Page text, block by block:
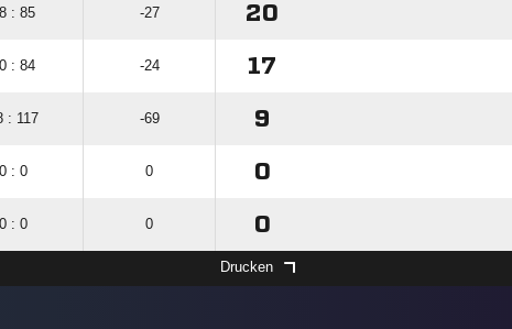
: 85 -27 20
: 84 -24 17
: 117 -69 9
0 : 0 0 0
0 : 0 0 0
Drucken